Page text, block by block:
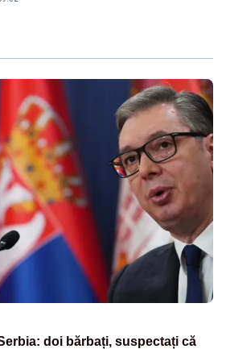
doi bărbați, suspectați că